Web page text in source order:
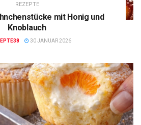
REZEPTE
mit Honig und
Knoblauch
30 JANUAR 2026